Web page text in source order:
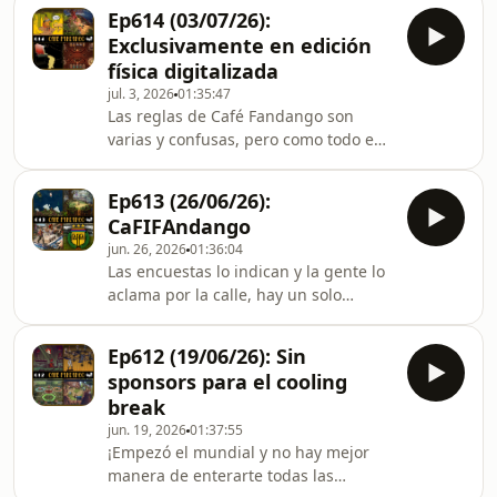
ser honestos, como mínimo un 20%
del crédito le corresponde a un
chabón medio desco
dedicó a terminar y sacar logros de
Shantae: Seven Sirens, mientras que
Edu sigue con Elliot y Pragmata,
además de intentar volver a FM26. Ya
en las noticias nos enteramos del
retraso de Danganronpa 2x2,
repasamos la nueva forma de jugar
Blue Prince, debati
Ep614 (03/07/26):
Exclusivamente en edición
física digitalizada
jul. 3, 202601:35:47
Las reglas de Café Fandango son
varias y confusas, pero como todo en
recomendamos tener abierta la
Wikipedia de los Hanson,
nanotecnología, Romina Gaetani y
Jurassic Park. Esta semana, además
de finalmente comprender las reglas
del podcast, vas a escuchar a Edu que
finalmente terminó el Danganronpa y
el Pokopia, además de empezar y
terminar el The M
Ep613 (26/06/26):
CaFIFAndango
jun. 26, 202601:36:04
Las encuestas lo indican y la gente lo
aclama por la calle, hay un solo
potentes, razonables y abarcativos
análisis futbolísticos. Ah, y también
porque de vez en cuando nos
acordamos de que existe Jurassic Park
y nuestro día mejora
automáticamente un 10%. Sin
Ep612 (19/06/26): Sin
sponsors para el cooling
break
jun. 19, 202601:37:55
¡Empezó el mundial y no hay mejor
manera de enterarte todas las